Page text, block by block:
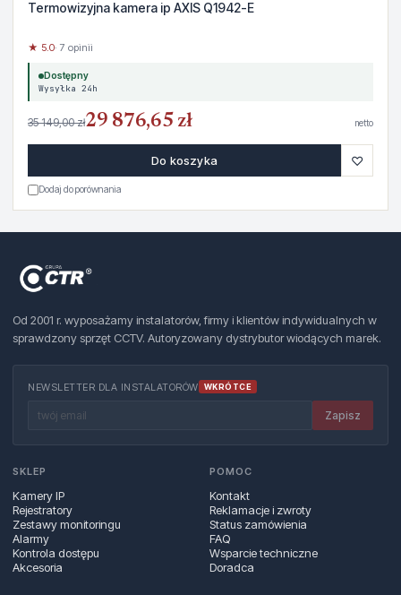
Termowizyjna kamera ip AXIS Q1942-E
★ 5.0· 7 opinii
Dostępny
Wysyłka 24h
35 149,00 zł29 876,65 zł netto
Do koszyka ♡
Dodaj do porównania
Od 2001 r. wyposażamy instalatorów, firmy i klientów indywidualnych w
sprawdzony sprzęt CCTV. Autoryzowany dystrybutor wiodących marek.
NEWSLETTER DLA INSTALATORÓW WKRÓTCE
Zapisz
SKLEP
Kamery IP
Rejestratory
Zestawy monitoringu
Alarmy
Kontrola dostępu
Akcesoria
POMOC
Kontakt
Reklamacje i zwroty
Status zamówienia
FAQ
Wsparcie techniczne
Doradca